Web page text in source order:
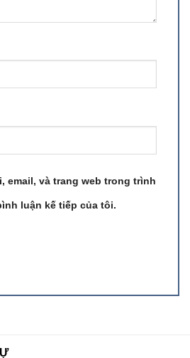
email, và trang web trong trình
luận kế tiếp của tôi.